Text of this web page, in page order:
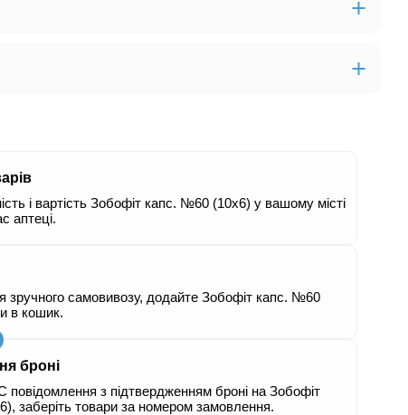
і вартість Зобофіт капс. №60 (10х6) у вашому місті
аптеці.
зручного самовивозу, додайте Зобофіт капс. №60
в кошик.
броні
з підтвердженням броні на Зобофіт
заберіть товари за номером замовлення.